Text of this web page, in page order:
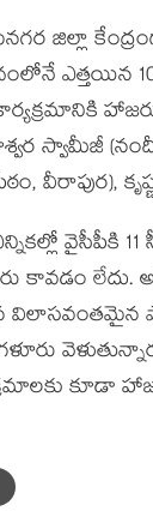
జిల్లా
ఎత్తయిన
కార్యక్రమానికి
స్వామీజీ
వీరాపుర),
వైసీపీకి
కావడం
కూడా